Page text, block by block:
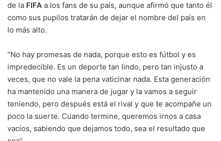
de la FIFA a los fans de su país, aunque afirmó que tanto él
como sus pupilos tratarán de dejar el nombre del país en
lo más alto.
“No hay promesas de nada, porque esto es fútbol y es
impredecible. Es un deporte tan lindo, pero tan injusto a
veces, que no vale la pena vaticinar nada. Esta generación
ha mantenido una manera de jugar y la vamos a seguir
teniendo, pero después está el rival y que te acompañe un
poco la suerte. Cuando termine, queremos irnos a casa
vacíos, sabiendo que dejamos todo, sea el resultado que